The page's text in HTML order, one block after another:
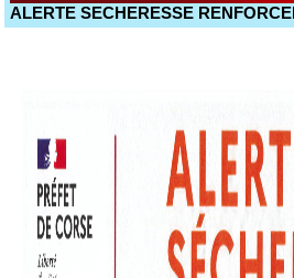
ALERTE SECHERESSE